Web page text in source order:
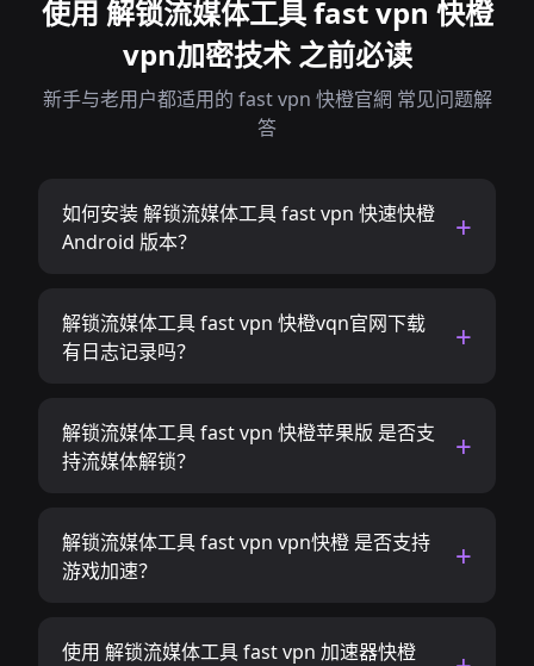
使用 解锁流媒体工具 fast vpn 快橙
vpn加密技术 之前必读
新手与老用户都适用的 fast vpn 快橙官網 常见问题解
答
如何安装 解锁流媒体工具 fast vpn 快速快橙
Android 版本？
解锁流媒体工具 fast vpn 快橙vqn官网下载
有日志记录吗？
解锁流媒体工具 fast vpn 快橙苹果版 是否支
持流媒体解锁？
解锁流媒体工具 fast vpn vpn快橙 是否支持
游戏加速？
使用 解锁流媒体工具 fast vpn 加速器快橙